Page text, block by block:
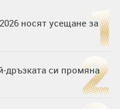
носят усещане за
дръзката си промяна